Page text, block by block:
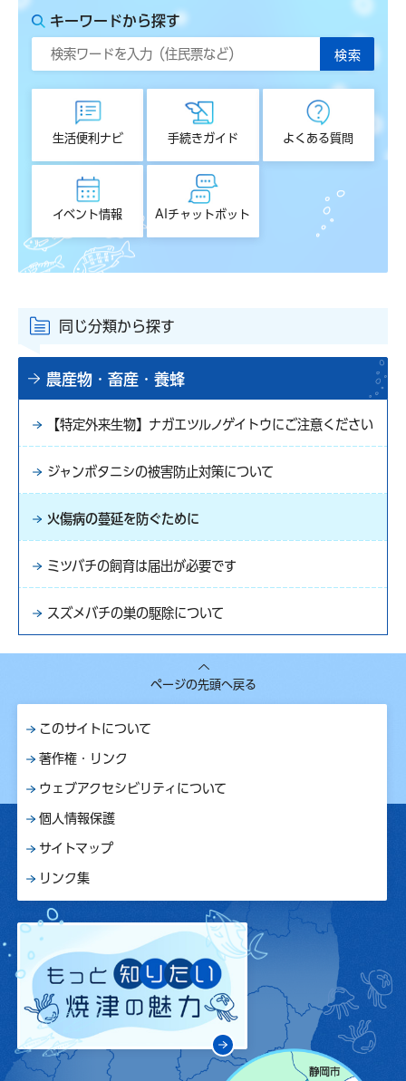
キーワードから探す
生活便利ナビ 手続きガイド よくある質問
イベント情報 AIチャットボット
同じ分類から探す
農産物・畜産・養蜂
【特定外来生物】ナガエツルノゲイトウにご注意ください
ジャンボタニシの被害防止対策について
火傷病の蔓延を防ぐために
ミツバチの飼育は届出が必要です
スズメバチの巣の駆除について
ページの先頭へ戻る
このサイトについて
著作権・リンク
ウェブアクセシビリティについて
個人情報保護
サイトマップ
リンク集